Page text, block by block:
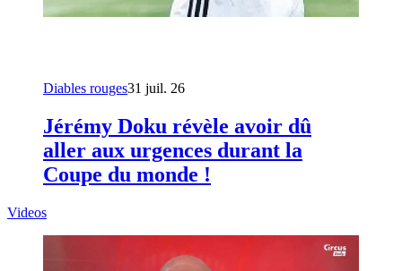
Diables rouges31 juil. 26
Jérémy Doku révèle avoir dû
aller aux urgences durant la
Coupe du monde !
Videos